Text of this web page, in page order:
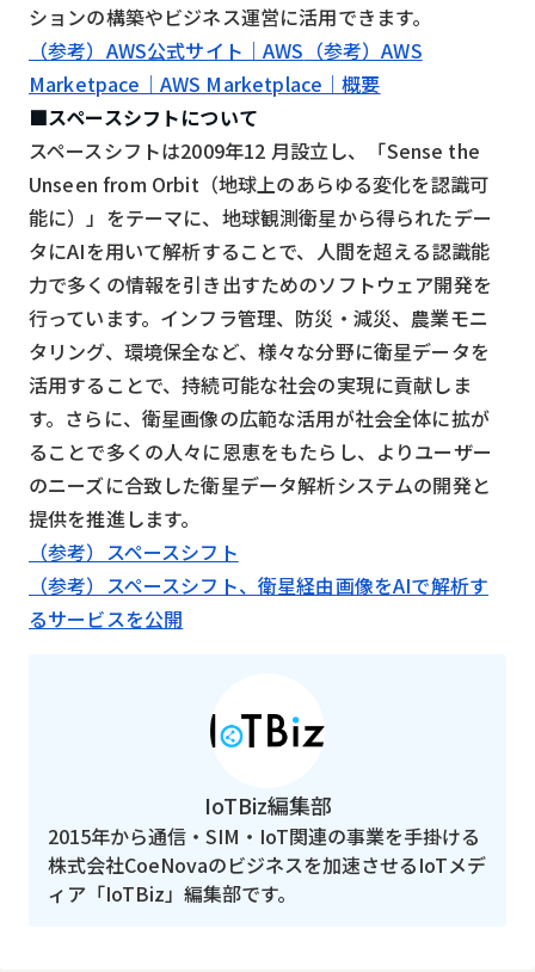
ションの構築やビジネス運営に活用できます。
（参考）AWS公式サイト｜AWS （参考）AWS
Marketpace｜AWS Marketplace｜概要
■スペースシフトについて
スペースシフトは2009年12 月設立し、「Sense the
Unseen from Orbit（地球上のあらゆる変化を認識可
能に）」をテーマに、地球観測衛星から得られたデー
タにAIを用いて解析することで、人間を超える認識能
力で多くの情報を引き出すためのソフトウェア開発を
行っています。インフラ管理、防災・減災、農業モニ
タリング、環境保全など、様々な分野に衛星データを
活用することで、持続可能な社会の実現に貢献しま
す。さらに、衛星画像の広範な活用が社会全体に拡が
ることで多くの人々に恩恵をもたらし、よりユーザー
のニーズに合致した衛星データ解析システムの開発と
提供を推進します。
（参考）スペースシフト
（参考）スペースシフト、衛星経由画像をAIで解析す
るサービスを公開
IoTBiz編集部
2015年から通信・SIM・IoT関連の事業を手掛ける
株式会社CoeNovaのビジネスを加速させるIoTメデ
ィア「IoTBiz」編集部です。